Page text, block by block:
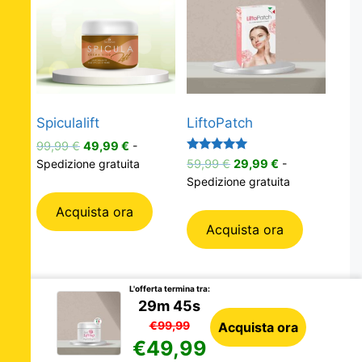
L'offerta termina tra:
29m 45s
€99,99
€49,99
Acquista ora
Spiculalift
99,99€ Il
prezzo
era:
99,99 €.
49,99 € Il
prezzo
è:
49,99 €.
-
Spedizione gratuita
Acquista ora
LiftoPatch
Valutato
5.00
su 5
59,99€ Il
prezzo
era:
59,99 €.
29,99€ Il
prezzo
è:
29,99 €.
-
Spedizione gratuita
Acquista ora